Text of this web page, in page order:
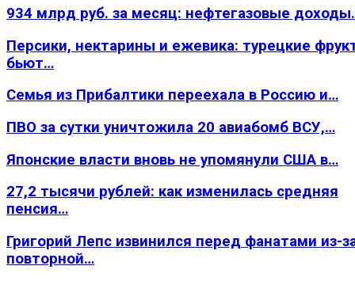
934 млрд руб. за месяц: нефтегазовые
Персики, нектарины и ежевика: турецкие
бьют…
Семья из Прибалтики переехала в Россию и…
ПВО за сутки уничтожила 20 авиабомб ВСУ,…
Японские власти вновь не упомянули США в…
27,2 тысячи рублей: как изменилась средняя
пенсия…
Григорий Лепс извинился перед фанатами из-
повторной…